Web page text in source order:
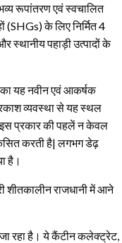
रूपांतरण एवं स्वचालित
(SHGs) के लिए निर्मित 4
पहाड़ी उत्पादों के
यह नवीन एवं आकर्षक
व्यवस्था से यह स्थल
इस प्रकार की पहलें न केवल
करती है| लगभग डेढ़
है।
शीतकालीन राजधानी में आने
जा रहा है। ये कैंटीन कलेक्ट्रेट,